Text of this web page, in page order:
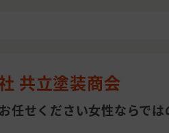
共立塗装商会
任せください女性ならで